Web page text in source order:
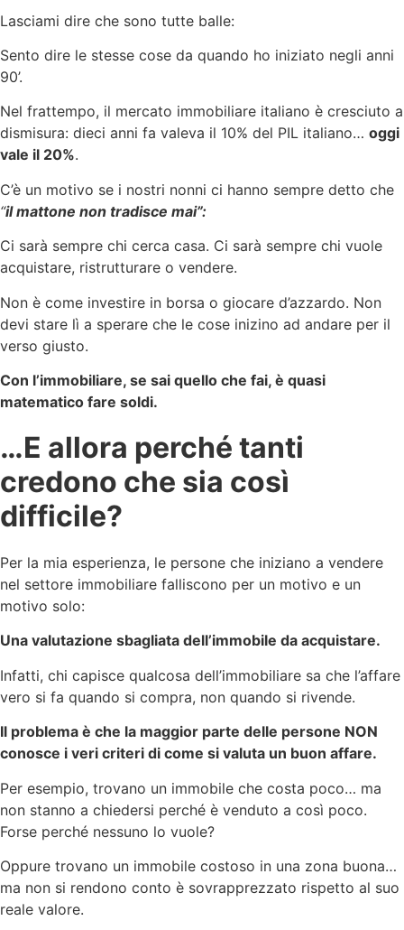
Lasciami dire che sono tutte balle:
Sento dire le stesse cose da quando ho iniziato negli anni
90’.
Nel frattempo, il mercato immobiliare italiano è cresciuto a
dismisura: dieci anni fa valeva il 10% del PIL italiano… oggi
vale il 20%.
C’è un motivo se i nostri nonni ci hanno sempre detto che
“il mattone non tradisce mai”:
Ci sarà sempre chi cerca casa. Ci sarà sempre chi vuole
acquistare, ristrutturare o vendere.
Non è come investire in borsa o giocare d’azzardo. Non
devi stare lì a sperare che le cose inizino ad andare per il
verso giusto.
Con l’immobiliare, se sai quello che fai, è quasi
matematico fare soldi.
…E allora perché tanti
credono che sia così
difficile?
Per la mia esperienza, le persone che iniziano a vendere
nel settore immobiliare falliscono per un motivo e un
motivo solo:
Una valutazione sbagliata dell’immobile da acquistare.
Infatti, chi capisce qualcosa dell’immobiliare sa che l’affare
vero si fa quando si compra, non quando si rivende.
Il problema è che la maggior parte delle persone NON
conosce i veri criteri di come si valuta un buon affare.
Per esempio, trovano un immobile che costa poco… ma
non stanno a chiedersi perché è venduto a così poco.
Forse perché nessuno lo vuole?
Oppure trovano un immobile costoso in una zona buona…
ma non si rendono conto è sovrapprezzato rispetto al suo
reale valore.